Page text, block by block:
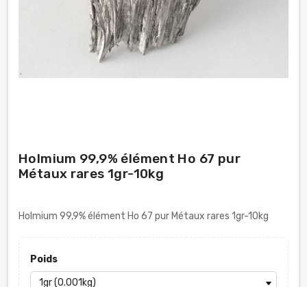
Holmium 99,9% élément Ho 67 pur
Métaux rares 1gr-10kg
Holmium 99,9% élément Ho 67 pur Métaux rares 1gr-10kg
Poids